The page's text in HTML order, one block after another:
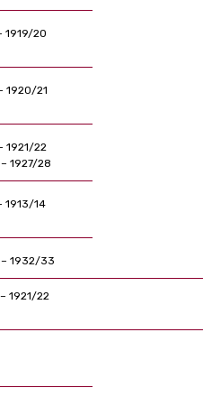
1919/20
1920/21
1921/22
1927/28
1913/14
1932/33
1921/22